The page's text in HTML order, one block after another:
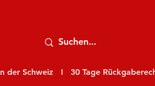
Schweiz   I   30 Tage